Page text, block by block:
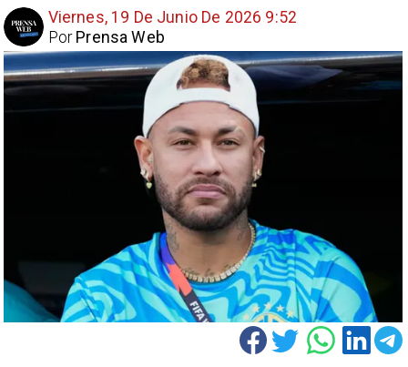
Viernes, 19 De Junio De 2026 9:52
Prensa Web
Por